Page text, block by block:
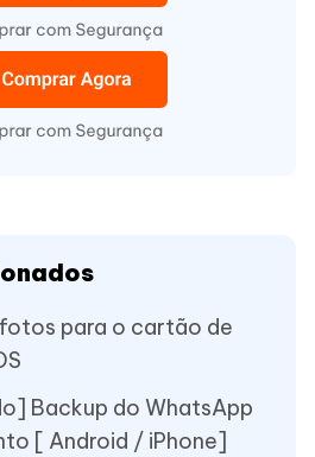
para o cartão de
Backup do WhatsApp
[ Android / iPhone]